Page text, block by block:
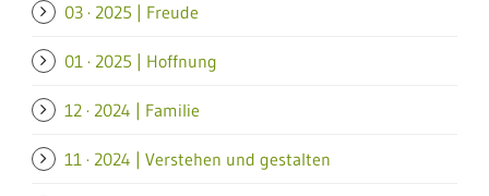
03 · 2025 | Freude
01 · 2025 | Hoffnung
12 · 2024 | Familie
11 · 2024 | Verstehen und gestalten